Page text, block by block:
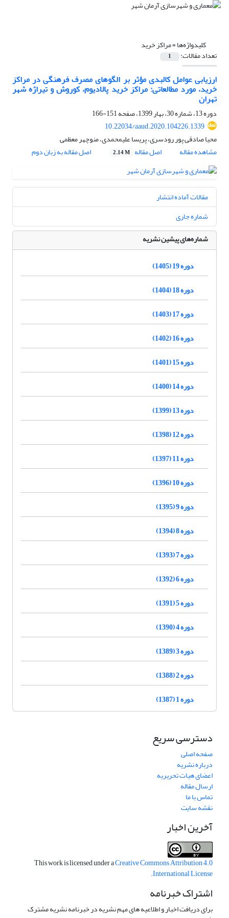
کلیدواژه‌ها =مراکز خرید
تعداد مقالات: 1
ارزیابی عوامل کالبدی مؤثر بر الگوهای مصرف فرهنگی در مراکز
خرید، مورد مطالعاتی: مراکز خرید پالادیوم، کوروش و تیراژه شهر
تهران
دوره 13، شماره 30، بهار 1399، صفحه
151-166
10.22034/aaud.2020.104226.1339
محیا صادقی پور رودسری، پریسا علیمحمدی، منوچهر معظمی
مشاهده مقاله
اصل مقاله 2.14 M اصل مقاله به زبان دوم
مقالات آماده انتشار
شماره جاری
شماره‌های پیشین نشریه
دوره 19 (1405)
دوره 18 (1404)
دوره 17 (1403)
دوره 16 (1402)
دوره 15 (1401)
دوره 14 (1400)
دوره 13 (1399)
دوره 12 (1398)
دوره 11 (1397)
دوره 10 (1396)
دوره 9 (1395)
دوره 8 (1394)
دوره 7 (1393)
دوره 6 (1392)
دوره 5 (1391)
دوره 4 (1390)
دوره 3 (1389)
دوره 2 (1388)
دوره 1 (1387)
دسترسی سریع
صفحه اصلی
درباره نشریه
اعضای هیات تحریریه
ارسال مقاله
تماس با ما
نقشه سایت
آخرین اخبار
This work is licensed under aCreative Commons Attribution 4.0
International License
.
اشتراک خبرنامه
برای دریافت اخبار و اطلاعیه های مهم نشریه در خبرنامه نشریه مشترک